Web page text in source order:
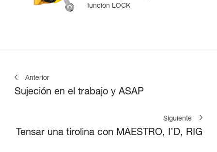
función LOCK
Anterior
Sujeción en el trabajo y ASAP
Siguiente
Tensar una tirolina con MAESTRO, I’D, RIG